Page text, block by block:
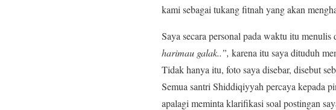
kami sebagai tukang fitnah yang akan
Saya secara personal pada waktu itu
harimau galak..”, karena itu saya dituduh
Tidak hanya itu, foto saya disebar, disebut
Semua santri Shiddiqiyyah percaya kepada
apalagi meminta klarifikasi soal postingan